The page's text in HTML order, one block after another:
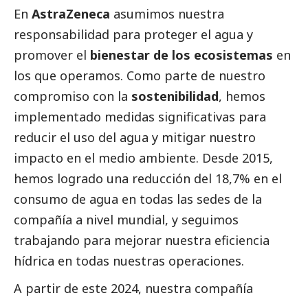
En AstraZeneca asumimos nuestra
responsabilidad para proteger el agua y
promover el bienestar de los ecosistemas en
los que operamos. Como parte de nuestro
compromiso con la sostenibilidad, hemos
implementado medidas significativas para
reducir el uso del agua y mitigar nuestro
impacto en el medio ambiente. Desde 2015,
hemos logrado una reducción del 18,7% en el
consumo de agua en todas las sedes de la
compañía a nivel mundial, y seguimos
trabajando para mejorar nuestra eficiencia
hídrica en todas nuestras operaciones.
A partir de este 2024, nuestra compañía